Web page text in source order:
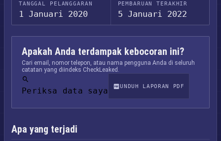
TANGGAL PELANGGARAN
1 Januari 2020
PEMBARUAN TERAKHIR
5 Januari 2022
Apakah Anda terdampak kebocoran ini?
Cari email, nomor telepon, atau nama pengguna Anda di seluruh
catatan yang diindeks CheckLeaked.
Periksa data saya UNDUH LAPORAN PDF
Apa yang terjadi